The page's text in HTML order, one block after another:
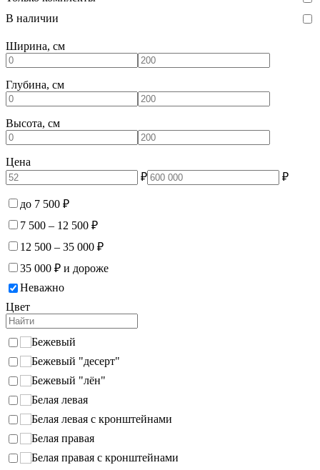
В наличии
Ширина, см
Глубина, см
Высота, см
Цена
₽
₽
до 7 500 ₽
7 500 – 12 500 ₽
12 500 – 35 000 ₽
35 000 ₽ и дороже
Неважно
Цвет
Бежевый
Бежевый "десерт"
Бежевый "лён"
Белая левая
Белая левая с кронштейнами
Белая правая
Белая правая с кронштейнами